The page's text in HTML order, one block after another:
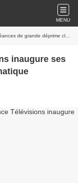
MENU
de grande déprime climatique
inaugure ses